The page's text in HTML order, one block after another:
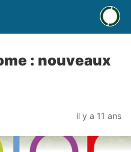
: nouveaux
il y a 11 ans